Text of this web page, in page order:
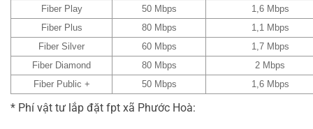
Fiber Play
50 Mbps
1,6 Mbps
Fiber Plus
80 Mbps
1,1 Mbps
Fiber Silver
60 Mbps
1,7 Mbps
Fiber Diamond
80 Mbps
2 Mbps
Fiber Public +
50 Mbps 1,6 Mbps
* Phí vật tư lắp đặt fpt xã Phước Hoà: